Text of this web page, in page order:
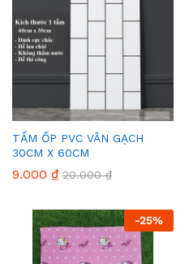
TẤM ỐP PVC VÂN GẠCH
30CM X 60CM
9.000 ₫ 20.000₫
-25%